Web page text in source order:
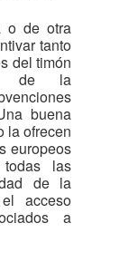
o de otra
tanto
del timón
de la
buena
la ofrecen
europeos
las
de la
el acceso
a